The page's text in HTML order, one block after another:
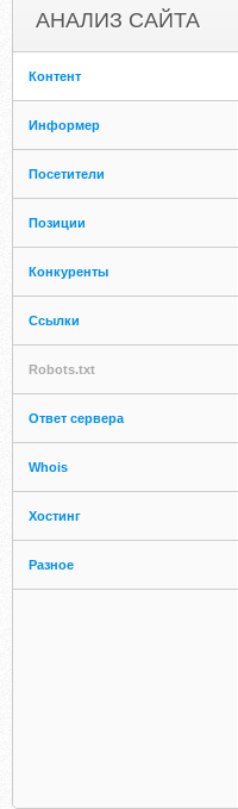
АНАЛИЗ САЙТА
Контент
Информер
Посетители
Позиции
Конкуренты
Ссылки
Robots.txt
Ответ сервера
Whois
Хостинг
Разное